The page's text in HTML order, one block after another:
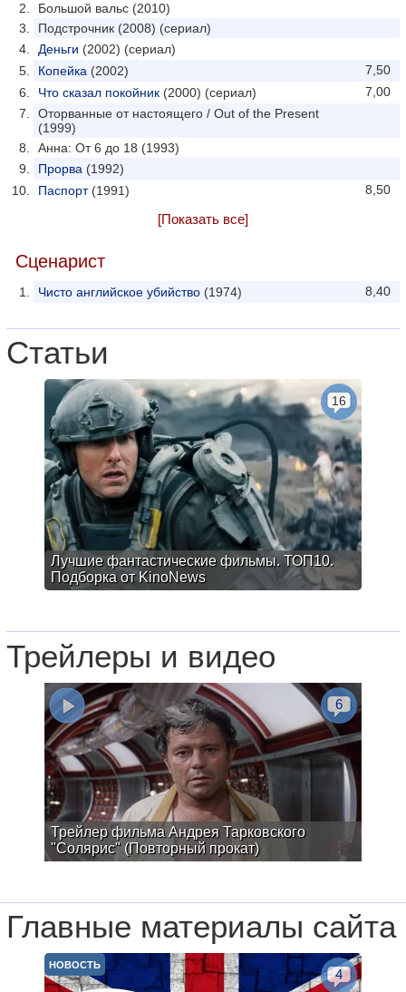
Большой вальс (2010)
Подстрочник (2008) (сериал)
Деньги (2002) (сериал)
7,50
Копейка (2002)
7,00
Что сказал покойник (2000) (сериал)
Оторванные от настоящего / Out of the Present
(1999)
Анна: От 6 до 18 (1993)
Прорва (1992)
8,50
Паспорт(1991)
[Показать все]
Сценарист
8,40
Чисто английское убийство (1974)
Статьи
Лучшие фантастические фильмы. ТОП10.
Подборка от KinoNews
16
Трейлеры и видео
Трейлер фильма Андрея Тарковского
"Солярис" (Повторный прокат)
6
Главные материалы сайта
НОВОСТЬ
4